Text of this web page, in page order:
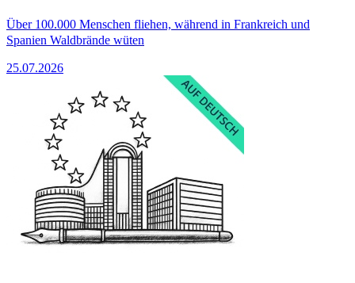
Über 100.000 Menschen fliehen, während in Frankreich und
Spanien Waldbrände wüten
25.07.2026